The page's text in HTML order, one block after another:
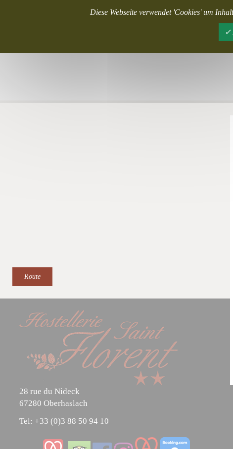
Route
28 rue du Nideck
67280 Oberhaslach
Tel: +33 (0)3 88 50 94 10
Diese Webseite verwendet 'Cookies' um